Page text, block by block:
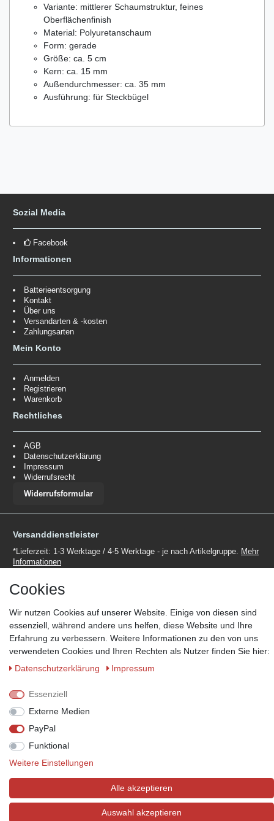
Variante: mittlerer Schaumstruktur, feines
Oberflächenfinish
Material: Polyuretanschaum
Form: gerade
Größe: ca. 5 cm
Kern: ca. 15 mm
Außendurchmesser: ca. 35 mm
Ausführung: für Steckbügel
Sozial Media
Facebook
Informationen
Batterieentsorgung
Kontakt
Über uns
Versandarten & -kosten
Zahlungsarten
Mein Konto
Anmelden
Registrieren
Warenkorb
Rechtliches
AGB
Datenschutzerklärung
Impressum
Widerrufsrecht
Widerrufsformular
Versanddienstleister
*Lieferzeit: 1-3 Werktage / 4-5 Werktage - je nach Artikelgruppe. Mehr
Informationen
Zahlungsmöglichkeiten
Wir behalten uns das Recht vor im Einzelfall bestimmte
Zahlungsarten auszuschließen.Mehr Informationen
© Copyright 2026 Marabella´s | Alle Rechte vorbehalten. | Grundpreise
Cookies
Wir nutzen Cookies auf unserer Website. Einige von diesen sind
essenziell, während andere uns helfen, diese Website und Ihre
Erfahrung zu verbessern. Weitere Informationen zu den von uns
verwendeten Cookies und Ihren Rechten als Nutzer finden Sie hier:
Daten­schutz­erklärung
Impressum
Essenziell
Externe Medien
PayPal
Funktional
Weitere Einstellungen
Alle akzeptieren
Auswahl akzeptieren